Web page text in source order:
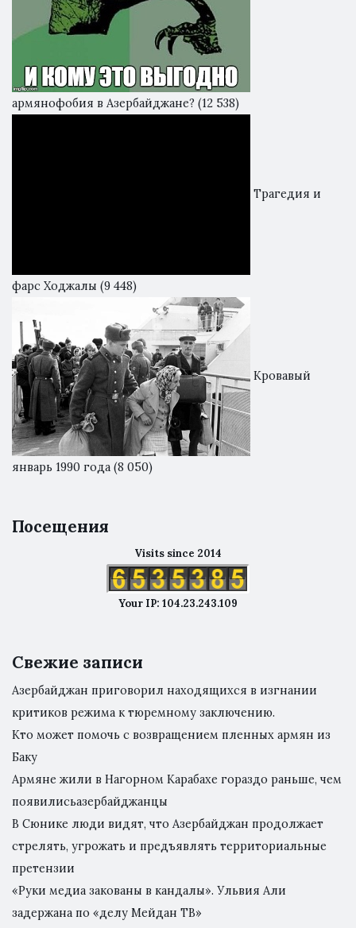
армянофобия в Азербайджане? (12 538)
Трагедия и
фарс Ходжалы (9 448)
Кровавый
январь 1990 года (8 050)
Посещения
Visits since 2014
Your IP: 104.23.243.109
Свежие записи
Азербайджан приговорил находящихся в изгнании
критиков режима к тюремному заключению.
Кто может помочь с возвращением пленных армян из
Баку
Армяне жили в Нагорном Карабахе гораздо раньше, чем
появилисьазербайджанцы
В Сюнике люди видят, что Азербайджан продолжает
стрелять, угрожать и предъявлять территориальные
претензии
«Руки медиа закованы в кандалы». Ульвия Али
задержана по «делу Мейдан ТВ»